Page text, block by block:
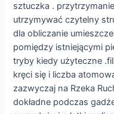
sztuczka .
utrzymywać czytelny
dla obliczanie
pomiędzy istniejącymi
tryby kiedy użyteczne
kręci się i liczba
zazwyczaj na Rzeka
dokładne podczas